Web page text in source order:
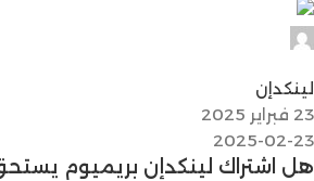
لينكدإن
23 فبراير 2025
2025-02-23
هل اشتراك لينكدإن بريميوم